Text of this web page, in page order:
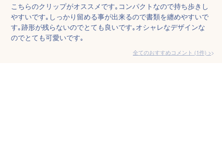
こちらのクリップがオススメです｡コンパクトなので持ち歩きし
やすいです｡しっかり留める事が出来るので書類を纏めやすいで
す｡跡形が残らないのでとても良いです｡オシャレなデザインな
のでとても可愛いです｡
全てのおすすめコメント (1件) >